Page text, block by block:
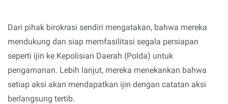
Dari pihak birokrasi sendiri mengatakan, bahwa mereka
mendukung dan siap memfasilitasi segala persiapan
seperti ijin ke Kepolisian Daerah (Polda) untuk
pengamanan. Lebih lanjut, mereka menekankan bahwa
setiap aksi akan mendapatkan ijin dengan catatan aksi
berlangsung tertib.